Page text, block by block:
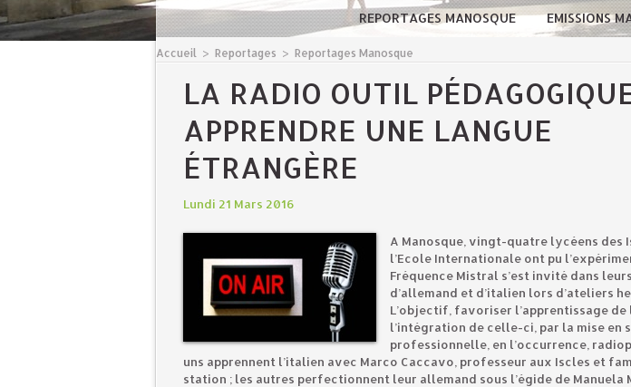
REPORTAGES MANOSQUE EMISSIONS
Accueil > Reportages > Reportages Manosque
LA RADIO OUTIL
APPRENDRE UNE LANGUE
ÉTRANGÈRE
Lundi 21 Mars 2016
A Manosque, vingt-quatre lycéens des
l’Ecole Internationale ont pu
Fréquence Mistral s’est invité dans
d’allemand et d’italien lors d’ateliers
L’objectif, favoriser l’apprentissage de
l’intégration de celle-ci, par la mise en
professionnelle, en l’occurrence,
uns apprennent l’italien avec Marco Caccavo, professeur aux Iscles et
station ; les autres perfectionnent leur allemand sous l’égide de Manuela